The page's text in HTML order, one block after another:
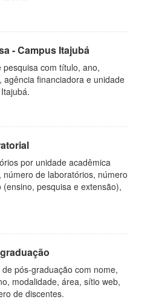
- Campus Itajubá
com título, ano,
agência financiadora e unidade
por unidade acadêmica
número de laboratórios, número
pesquisa e extensão),
pós-graduação com nome,
modalidade, área, sítio web,
de discentes.